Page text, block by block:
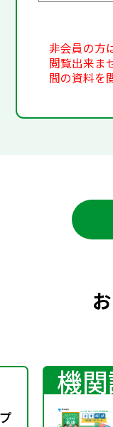
非会員の方
閲覧出来ま
間の資料を
機